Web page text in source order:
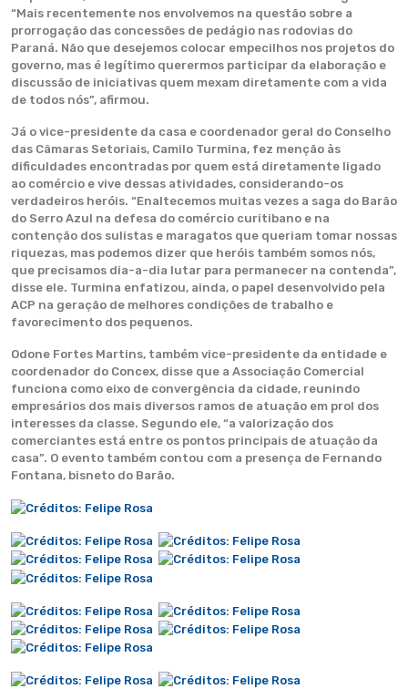
“Mais recentemente nos envolvemos na questão sobre a
prorrogação das concessões de pedágio nas rodovias do
Paraná. Não que desejemos colocar empecilhos nos projetos do
governo, mas é legítimo querermos participar da elaboração e
discussão de iniciativas quem mexam diretamente com a vida
de todos nós”, afirmou.
Já o vice-presidente da casa e coordenador geral do Conselho
das Câmaras Setoriais, Camilo Turmina, fez menção às
dificuldades encontradas por quem está diretamente ligado
ao comércio e vive dessas atividades, considerando-os
verdadeiros heróis. “Enaltecemos muitas vezes a saga do Barão
do Serro Azul na defesa do comércio curitibano e na
contenção dos sulistas e maragatos que queriam tomar nossas
riquezas, mas podemos dizer que heróis também somos nós,
que precisamos dia-a-dia lutar para permanecer na contenda”,
disse ele. Turmina enfatizou, ainda, o papel desenvolvido pela
ACP na geração de melhores condições de trabalho e
favorecimento dos pequenos.
Odone Fortes Martins, também vice-presidente da entidade e
coordenador do Concex, disse que a Associação Comercial
funciona como eixo de convergência da cidade, reunindo
empresários dos mais diversos ramos de atuação em prol dos
interesses da classe. Segundo ele, “a valorização dos
comerciantes está entre os pontos principais de atuação da
casa”. O evento também contou com a presença de Fernando
Fontana, bisneto do Barão.